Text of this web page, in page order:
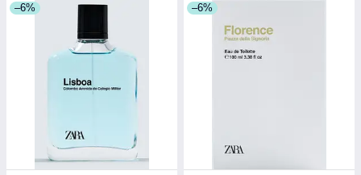
–6% –6%